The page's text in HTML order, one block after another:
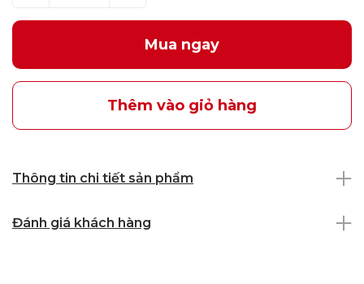
Mua ngay
Thêm vào giỏ hàng
Thông tin chi tiết sản phẩm
Đánh giá khách hàng